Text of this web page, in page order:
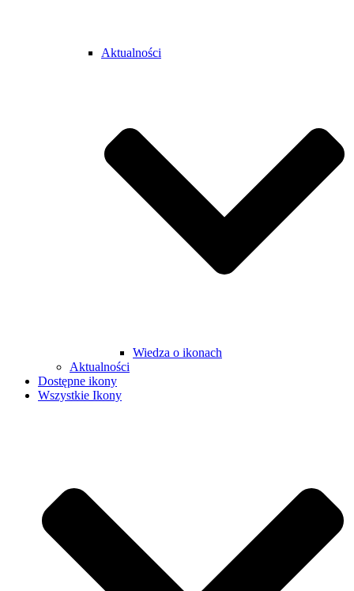
Aktualności
Wiedza o ikonach
Aktualności
Dostępne ikony
Wszystkie Ikony